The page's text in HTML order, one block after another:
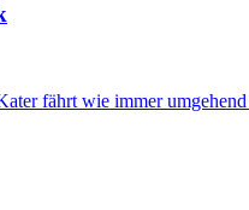
fährt wie immer